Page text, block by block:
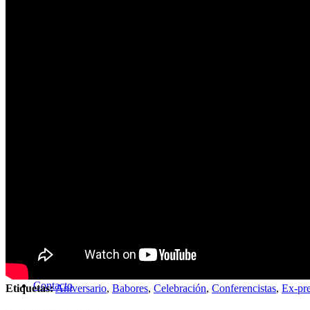
Contacto
Etiquetas:Aniversario, Babores, Celebración, Conferencistas, Ex-